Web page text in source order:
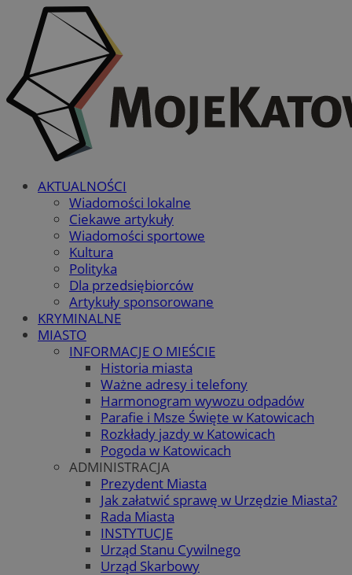
AKTUALNOŚCI
Wiadomości lokalne
Ciekawe artykuły
Wiadomości sportowe
Kultura
Polityka
Dla przedsiębiorców
Artykuły sponsorowane
KRYMINALNE
MIASTO
INFORMACJE O MIEŚCIE
Historia miasta
Ważne adresy i telefony
Harmonogram wywozu odpadów
Parafie i Msze Święte w Katowicach
Rozkłady jazdy w Katowicach
Pogoda w Katowicach
ADMINISTRACJA
Prezydent Miasta
Jak załatwić sprawę w Urzędzie Miasta?
Rada Miasta
INSTYTUCJE
Urząd Stanu Cywilnego
Urząd Skarbowy